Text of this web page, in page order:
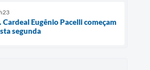
Cardeal Eugênio Pacelli começam
segunda